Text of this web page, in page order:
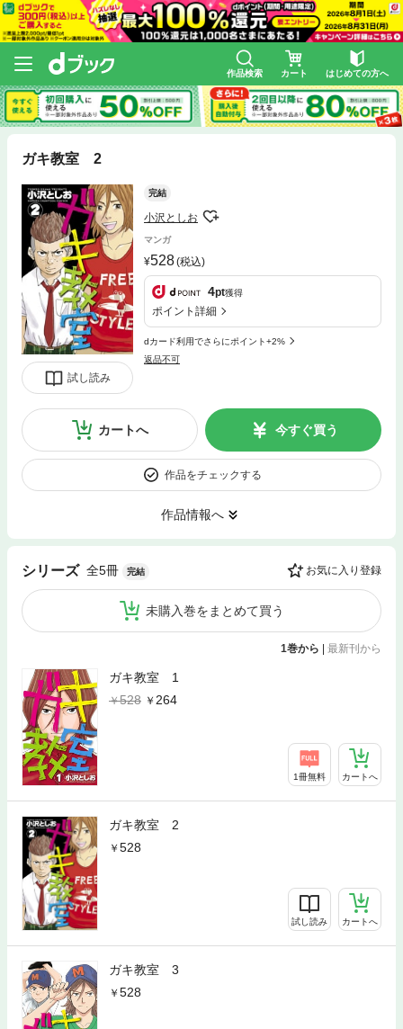
作品検索 カート はじめての方へ
ガキ教室 2
試し読み
完結
小沢としお
マンガ
528(税込)
4pt獲得
ポイント詳細
dカード利用でさらにポイント+2%
返品不可
カートへ 今すぐ買う
作品をチェックする
作品情報へ
シリーズ 全5冊 完結 お気に入り登録
未購入巻をまとめて買う
1巻から 最新刊から
ガキ教室 1
528
264
1冊無料 カートへ
ガキ教室 2
528
試し読み カートへ
ガキ教室 3
528